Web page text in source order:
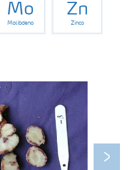
Mo
Molibdeno
Zn
Zinco
Next